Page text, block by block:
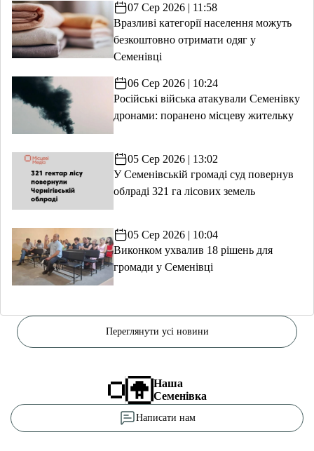
07 Сер 2026 | 11:58
Вразливі категорії населення можуть
безкоштовно отримати одяг у
Семенівці
06 Сер 2026 | 10:24
Російські війська атакували Семенівку
дронами: поранено місцеву жительку
05 Сер 2026 | 13:02
У Семенівській громаді суд повернув
облраді 321 га лісових земель
05 Сер 2026 | 10:04
Виконком ухвалив 18 рішень для
громади у Семенівці
Переглянути усі новини
Наша
Семенівка
Написати нам